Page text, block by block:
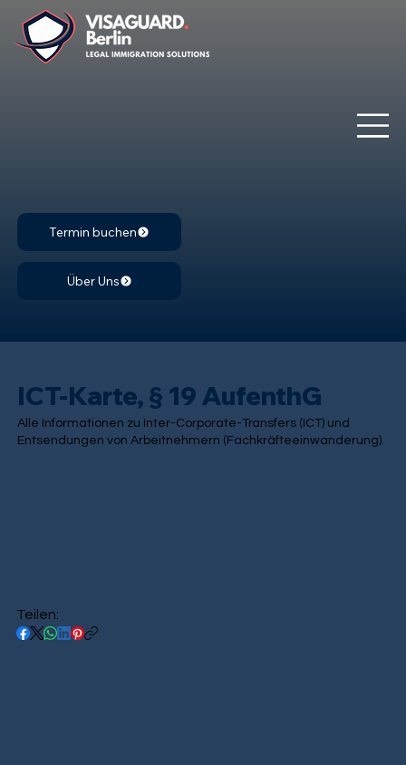
Termin buchen
Über Uns
ICT-Karte, § 19 AufenthG
Alle Informationen zu Inter-Corporate-Transfers (ICT) und
Entsendungen von Arbeitnehmern (Fachkräfteeinwanderung).
Teilen: